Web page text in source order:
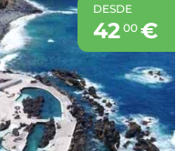
DESDE
42 00€